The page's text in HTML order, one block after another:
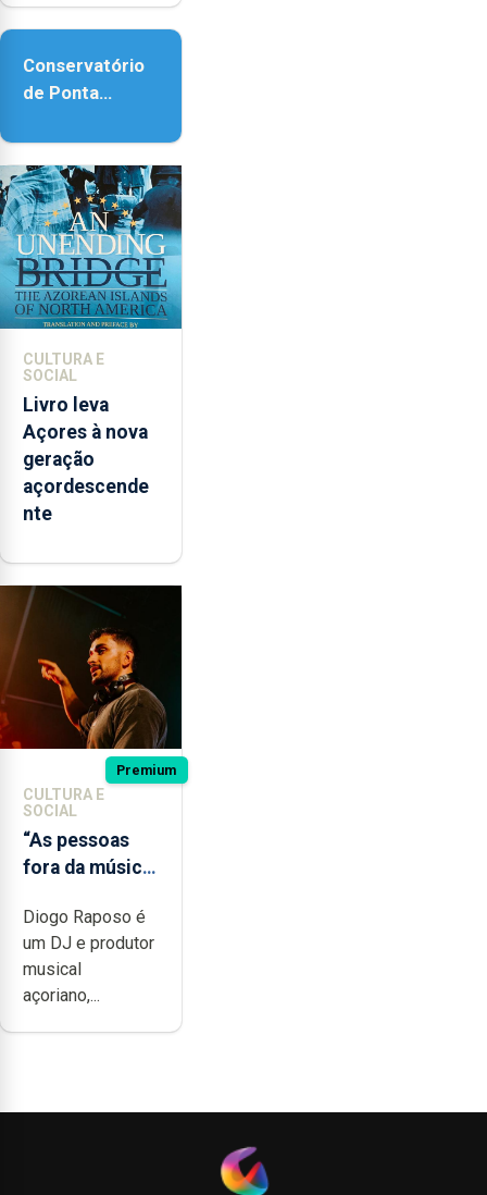
acessibilidade
Conservatório
de Ponta
contar com
novos
instrumentos
CULTURA E
SOCIAL
Livro leva
Açores à nova
geração
açordescende
nte
Premium
CULTURA E
SOCIAL
“As pessoas
fora da música
noção do quão
difícil é
produzir uma
música”
Diogo Raposo é
um DJ e produtor
musical
açoriano,...